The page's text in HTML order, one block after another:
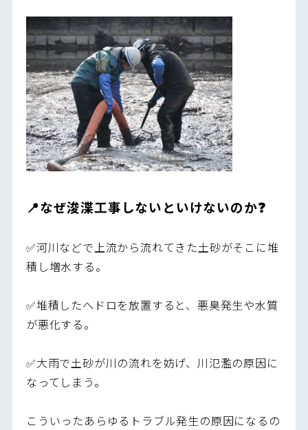
📍なぜ浚渫工事しないといけないのか❓
✅河川などで上流から流れてきた土砂がそこに堆
積し増水する。
✅堆積したヘドロを放置すると、悪臭発生や水質
が悪化する。
✅大雨で土砂が川の流れを妨げ、川氾濫の原因に
なってしまう。
こういったあらゆるトラブル発生の原因になるの